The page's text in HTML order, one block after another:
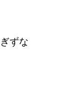
ずな